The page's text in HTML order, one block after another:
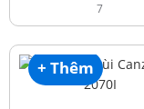
7
+ Thêm